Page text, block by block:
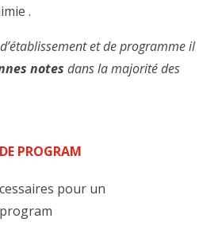
.
et de programme il
notes dans la majorité des
PROGRAM
pour un